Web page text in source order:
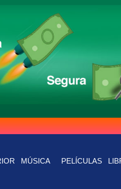
MÚSICA PELÍCULAS